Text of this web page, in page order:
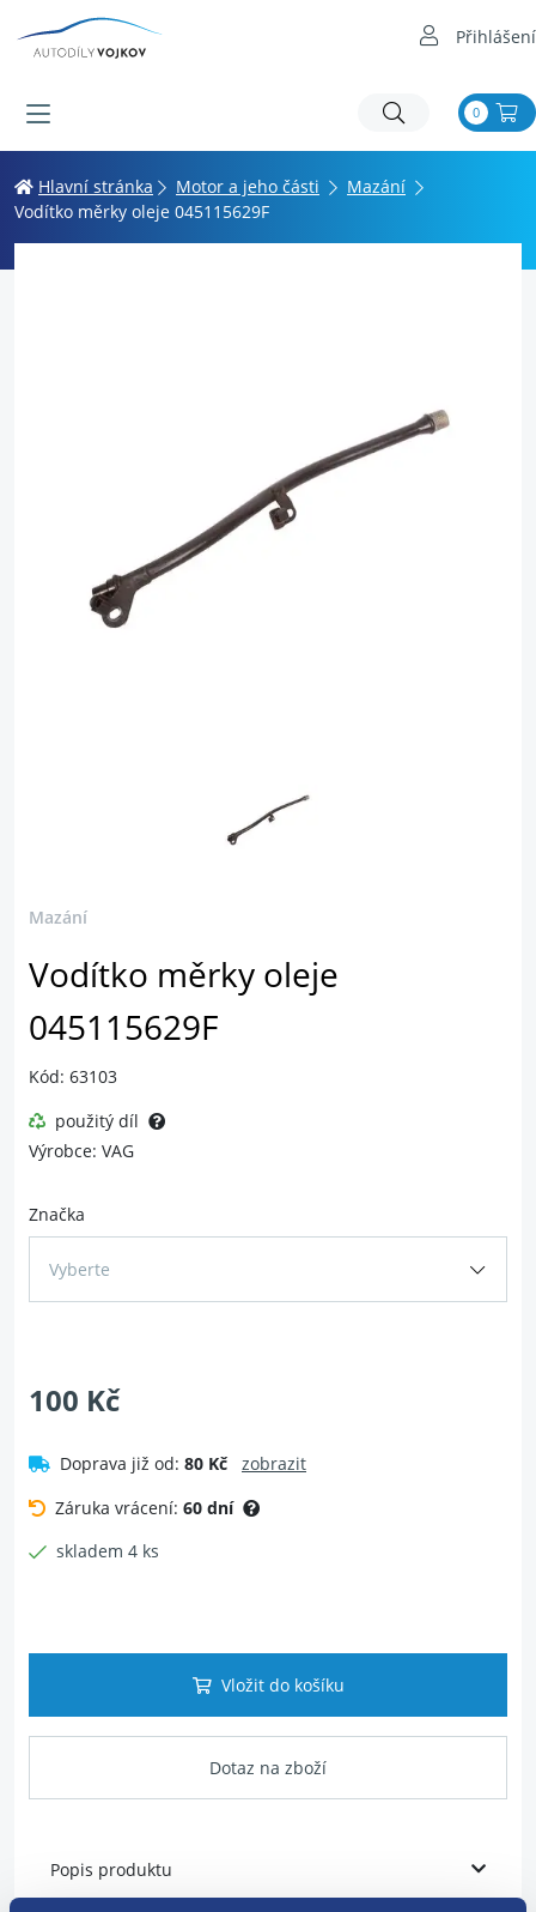
Přihlášení
0
Hlavní stránka Motor a jeho části
Mazání
Vodítko měrky oleje 045115629F
Mazání
Vodítko měrky oleje
045115629F
Kód: 63103
použitý díl
Výrobce: VAG
Značka
Vyberte
100 Kč
Doprava již od: 80 Kč
zobrazit
Záruka vrácení: 60 dní
skladem 4 ks
Vložit do košíku
Dotaz na zboží
Popis produktu